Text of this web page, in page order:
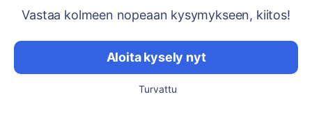
Vastaa kolmeen nopeaan kysymykseen, kiitos!
Aloita kysely nyt
Turvattu